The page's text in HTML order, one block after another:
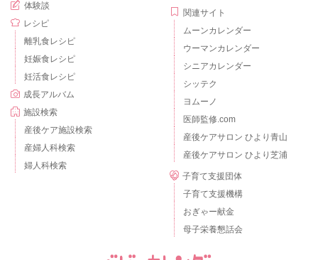
体験談
レシピ
離乳食レシピ
妊娠食レシピ
妊活食レシピ
成長アルバム
施設検索
産後ケア施設検索
産婦人科検索
婦人科検索
関連サイト
ムーンカレンダー
ウーマンカレンダー
シニアカレンダー
シッテク
ヨムーノ
医師監修.com
産後ケアサロン ひより青山
産後ケアサロン ひより芝浦
子育て支援団体
子育て支援機構
おぎゃー献金
母子栄養懇話会